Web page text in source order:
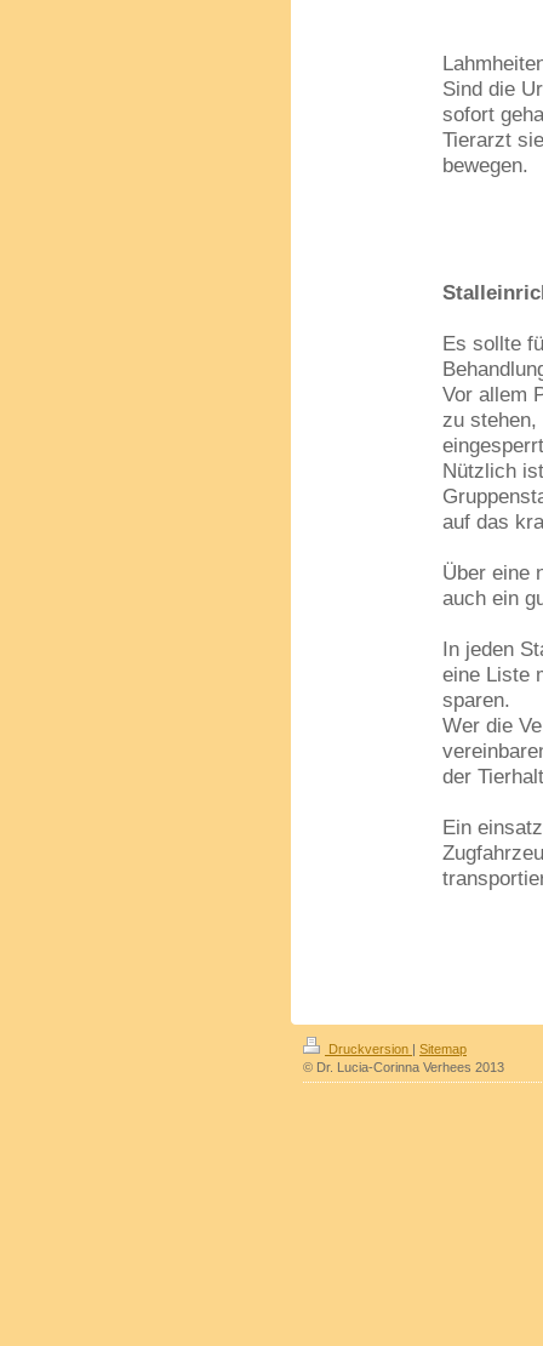
Sind die
sofort
Tierarzt
bewegen.
Es sollte
Vor allem
zu
Nützlich
auf das
Über eine
auch ein
In jeden
eine Liste
sparen.
Wer die
der
Ein
Druckversion | Sitemap
© Dr. Lucia-Corinna Verhees 2013